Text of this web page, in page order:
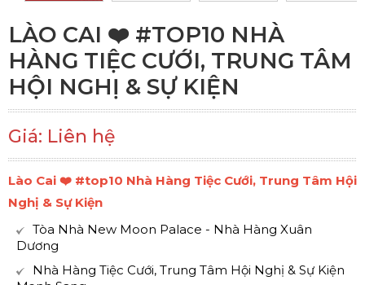
LÀO CAI ❤️️ #TOP10 NHÀ
HÀNG TIỆC CƯỚI, TRUNG TÂM
HỘI NGHỊ & SỰ KIỆN
Giá: Liên hệ
Lào Cai ❤️️ #top10 Nhà Hàng Tiệc Cưới, Trung Tâm Hội
Nghị & Sự Kiện
Tòa Nhà New Moon Palace - Nhà Hàng Xuân
Dương
Nhà Hàng Tiệc Cưới, Trung Tâm Hội Nghị & Sự Kiện